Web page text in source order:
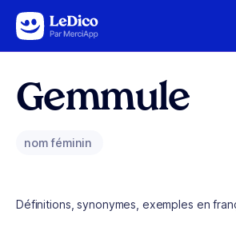
Aller au contenu
Gemmule
nom féminin
Définitions, synonymes, exemples en